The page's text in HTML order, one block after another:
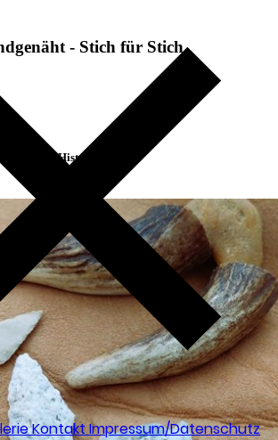
KontaktImpressum/Datenschutz
- Stich für Stich
Historie